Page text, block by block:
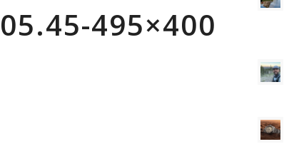
495×400